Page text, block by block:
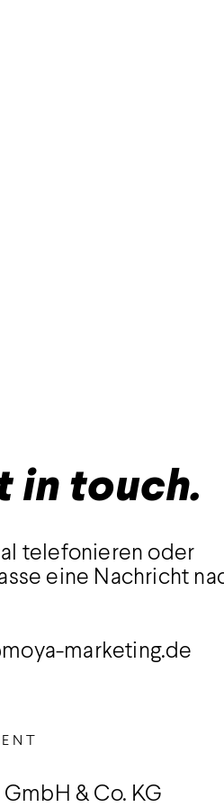
in touch.
telefonieren oder
eine Nachricht
marketing.de
& Co. KG